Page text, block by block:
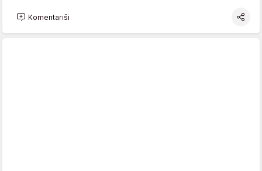
Komentariši